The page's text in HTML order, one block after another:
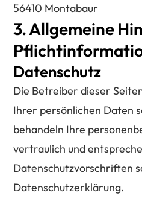
56410 Montabaur
3. Allgemeine
Datenschutz
Die Betreiber dieser
Ihrer persönlichen Daten
behandeln Ihre
vertraulich und
Datenschutzvorschriften
Datenschutzerklärung.